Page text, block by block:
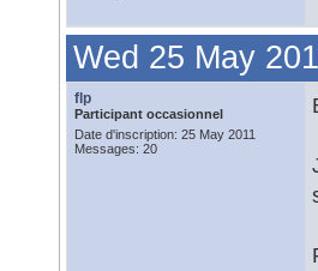
Wed 25 May
flp
Participant occasionnel
Date d'inscription: 25 May 2011
Messages: 20